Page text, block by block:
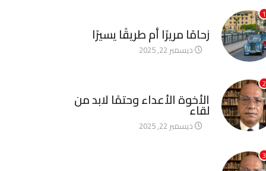
1
زحامًا مريرًا أم طريقًا يسيرًا
ديسمبر 22, 2025
2
الأخوة الأعداء وحتمًا لابد من
لقاء
ديسمبر 22, 2025
3